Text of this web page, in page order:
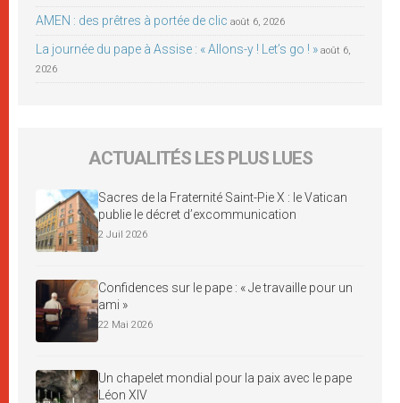
AMEN : des prêtres à portée de clic août 6, 2026
La journée du pape à Assise : « Allons-y ! Let’s go ! » août 6,
2026
ACTUALITÉS LES PLUS LUES
Sacres de la Fraternité Saint-Pie X : le Vatican
publie le décret d’excommunication
2 Juil 2026
Confidences sur le pape : « Je travaille pour un
ami »
22 Mai 2026
Un chapelet mondial pour la paix avec le pape
Léon XIV